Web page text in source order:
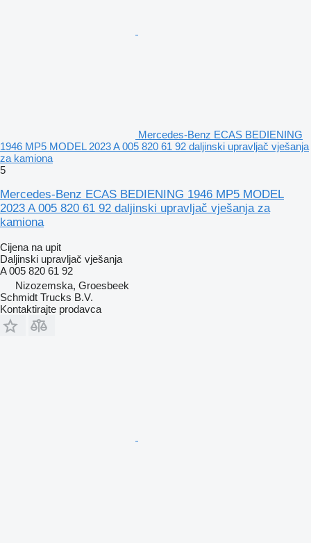
Mercedes-Benz ECAS BEDIENING
1946 MP5 MODEL 2023 A 005 820 61 92 daljinski upravljač vješanja
za kamiona
5
Mercedes-Benz ECAS BEDIENING 1946 MP5 MODEL
2023 A 005 820 61 92 daljinski upravljač vješanja za
kamiona
Cijena na upit
Daljinski upravljač vješanja
A 005 820 61 92
Nizozemska, Groesbeek
Schmidt Trucks B.V.
Kontaktirajte prodavca